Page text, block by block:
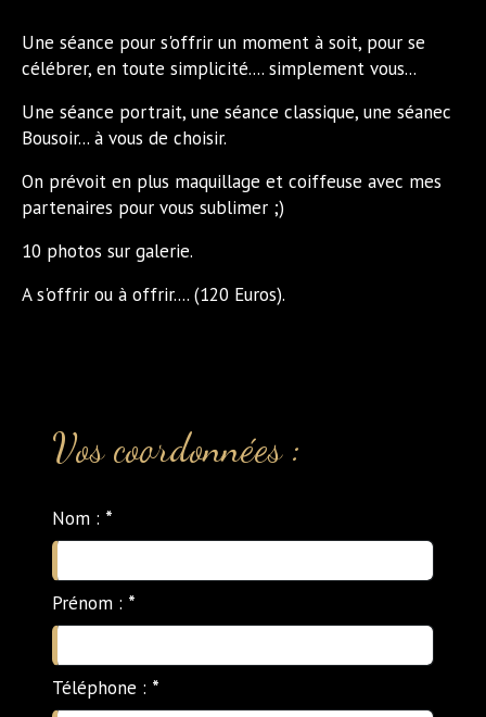
Une séance pour s'offrir un moment à soit, pour se
célébrer, en toute simplicité.... simplement vous...
Une séance portrait, une séance classique, une séanec
Bousoir... à vous de choisir.
On prévoit en plus maquillage et coiffeuse avec mes
partenaires pour vous sublimer ;)
10 photos sur galerie.
A s'offrir ou à offrir.... (120 Euros).
Vos coordonnées :
Nom : *
Prénom : *
Téléphone : *